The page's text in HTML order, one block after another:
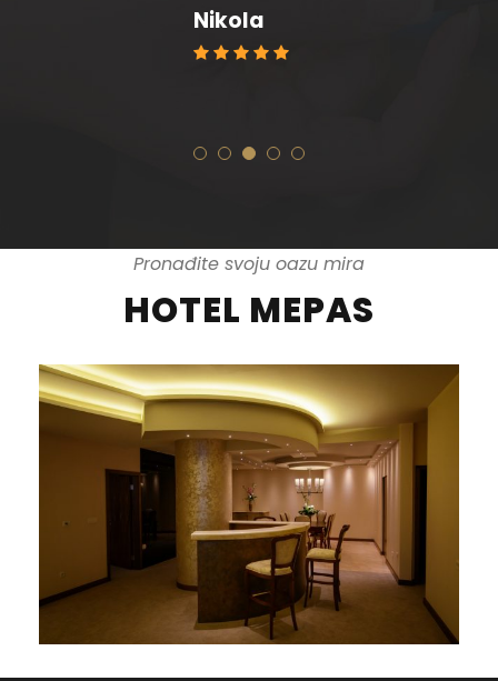
Nikola
Pronađite svoju oazu mira
HOTEL MEPAS